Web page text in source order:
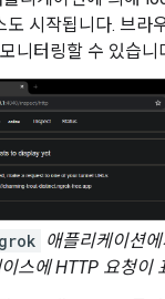
도 시작됩니다. 브라
니터링할 수 있습니
애플리케이션
스에 HTTP 요청이